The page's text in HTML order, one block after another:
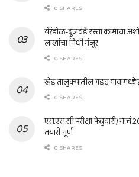
0 SHARES
येरंडोळ-बुजवडे रस्ता कामाचा
लाखांचा निधी मंजूर
0 SHARES
खेड तालुक्यातील गडद गावामध्ये
0 SHARES
एस.एस.सी.परीक्षा फेब्रुवारी/
तयारी पूर्ण.
0 SHARES